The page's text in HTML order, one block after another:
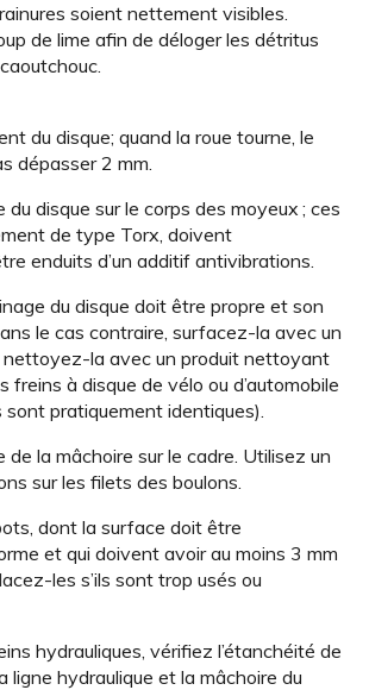
soient nettement visibles.
de lime afin de déloger les détritus
du disque; quand la roue tourne, le
dépasser 2 mm.
du disque sur le corps des moyeux ; ces
de type Torx, doivent
enduits d’un additif antivibrations.
du disque doit être propre et son
le cas contraire, surfacez-la avec un
nettoyez-la avec un produit nettoyant
freins à disque de vélo ou d’automobile
sont pratiquement identiques).
de la mâchoire sur le cadre. Utilisez un
sur les filets des boulons.
dont la surface doit être
et qui doivent avoir au moins 3 mm
les s’ils sont trop usés ou
hydrauliques, vérifiez l’étanchéité de
ligne hydraulique et la mâchoire du